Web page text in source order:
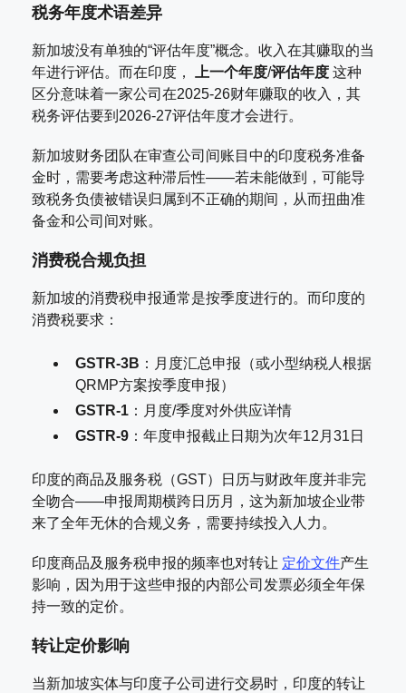
税务年度术语差异
新加坡没有单独的“评估年度”概念。收入在其赚取的当
年进行评估。而在印度，
上一个年度/评估年度 这种
区分意味着一家公司在2025-26财年赚取的收入，其
税务评估要到2026-27评估年度才会进行。
新加坡财务团队在审查公司间账目中的印度税务准备
金时，需要考虑这种滞后性——若未能做到，可能导
致税务负债被错误归属到不正确的期间，从而扭曲准
备金和公司间对账。
消费税合规负担
新加坡的消费税申报通常是按季度进行的。而印度的
消费税要求：
GSTR-3B ：月度汇总申报（或小型纳税人根据
QRMP方案按季度申报）
GSTR-1 ：月度/季度对外供应详情
GSTR-9 ：年度申报截止日期为次年12月31日
印度的商品及服务税（GST）日历与财政年度并非完
全吻合——申报周期横跨日历月，这为新加坡企业带
来了全年无休的合规义务，需要持续投入人力。
印度商品及服务税申报的频率也对转让 定价文件产生
影响，因为用于这些申报的内部公司发票必须全年保
持一致的定价。
转让定价影响
当新加坡实体与印度子公司进行交易时，印度的转让